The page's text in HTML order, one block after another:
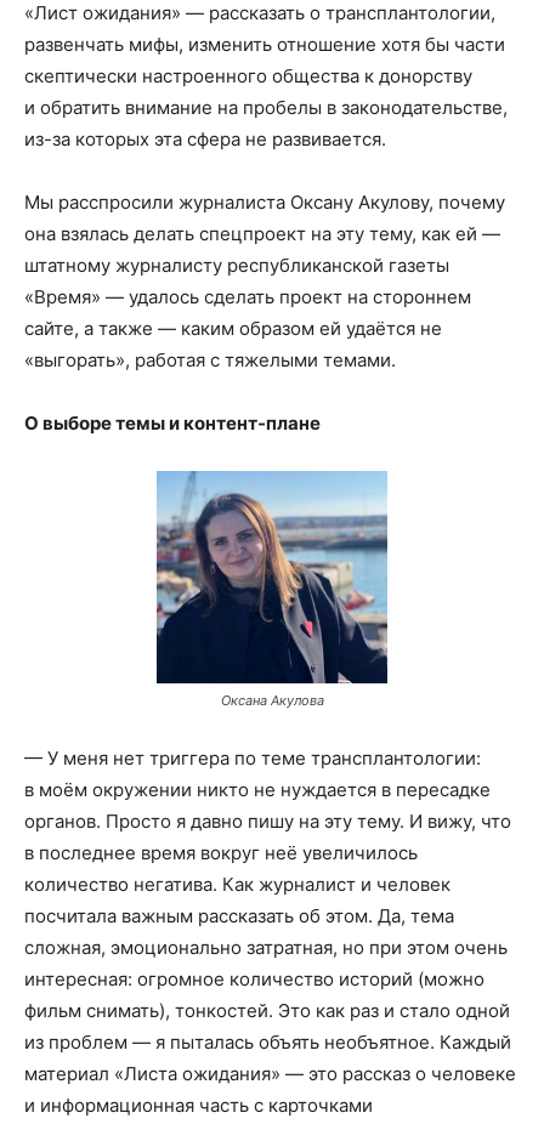
«Лист ожидания» — рассказать о трансплантологии,
развенчать мифы, изменить отношение хотя бы части
скептически настроенного общества к донорству
и обратить внимание на пробелы в законодательстве,
из-за которых эта сфера не развивается.
Мы расспросили журналиста Оксану Акулову, почему
она взялась делать спецпроект на эту тему, как ей —
штатному журналисту республиканской газеты
«Время» — удалось сделать проект на стороннем
сайте, а также — каким образом ей удаётся не
«выгорать», работая с тяжелыми темами.
О выборе темы и контент-плане
Оксана Акулова
— У меня нет триггера по теме трансплантологии:
в моём окружении никто не нуждается в пересадке
органов. Просто я давно пишу на эту тему. И вижу, что
в последнее время вокруг неё увеличилось
количество негатива. Как журналист и человек
посчитала важным рассказать об этом. Да, тема
сложная, эмоционально затратная, но при этом очень
интересная: огромное количество историй (можно
фильм снимать), тонкостей. Это как раз и стало одной
из проблем — я пыталась объять необъятное. Каждый
материал «Листа ожидания» — это рассказ о человеке
и информационная часть с карточками